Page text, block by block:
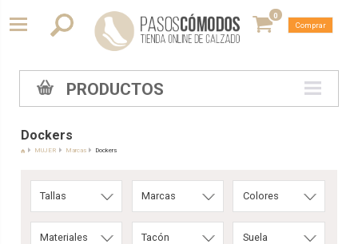
0
Comprar
PRODUCTOS
Dockers
MUJER Marcas Dockers
Tallas Marcas Colores
Materiales Tacón Suela